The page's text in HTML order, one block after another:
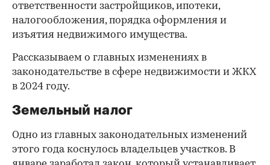
ответственности застройщиков, ипотеки,
налогообложения, порядка оформления и
изъятия недвижимого имущества.
Рассказываем о главных изменениях в
законодательстве в сфере недвижимости и ЖКХ
в 2024 году.
Земельный налог
Одно из главных законодательных изменений
этого года коснулось владельцев участков. В